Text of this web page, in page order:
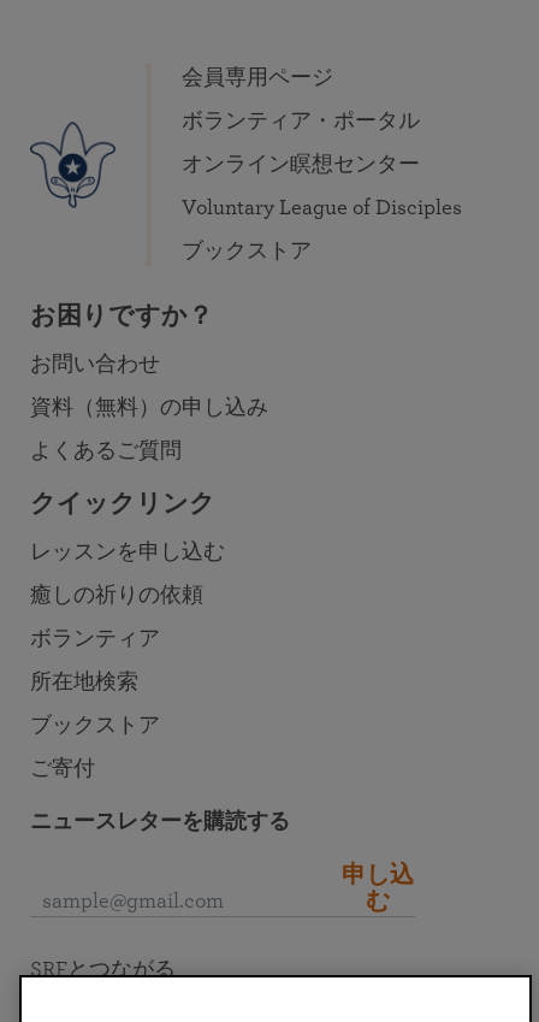
会員専用ページ
ボランティア・ポータル
オンライン瞑想センター
Voluntary League of Disciples
ブックストア
お困りですか？
お問い合わせ
資料（無料）の申し込み
よくあるご質問
クイックリンク
レッスンを申し込む
癒しの祈りの依頼
ボランティア
所在地検索
ブックストア
ご寄付
ニュースレターを購読する
申し込
む
SRFとつながる